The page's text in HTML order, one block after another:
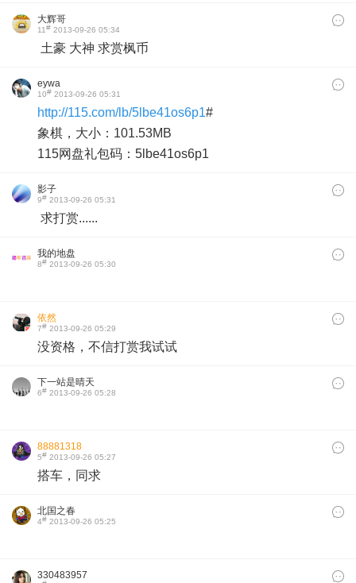
大辉哥
11# 2013-09-26 05:34
土豪 大神 求赏枫币
eywa
10# 2013-09-26 05:31
http://115.com/lb/5lbe41os6p1#
象棋，大小：101.53MB
115网盘礼包码：5lbe41os6p1
影子
9# 2013-09-26 05:31
求打赏......
我的地盘
8# 2013-09-26 05:30
依然
7# 2013-09-26 05:29
没资格，不信打赏我试试
下一站是晴天
6# 2013-09-26 05:28
88881318
5# 2013-09-26 05:27
搭车，同求
北国之春
4# 2013-09-26 05:25
330483957